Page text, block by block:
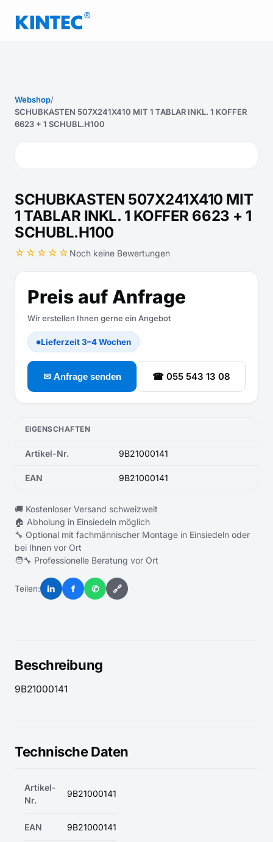
Webshop/
SCHUBKASTEN 507X241X410 MIT 1 TABLAR INKL. 1 KOFFER
6623 + 1 SCHUBL.H100
SCHUBKASTEN 507X241X410 MIT
1 TABLAR INKL. 1 KOFFER 6623 + 1
SCHUBL.H100
☆☆☆☆☆ Noch keine Bewertungen
Preis auf Anfrage
Wir erstellen Ihnen gerne ein Angebot
●Lieferzeit 3–4 Wochen
✉ Anfrage senden ☎ 055 543 13 08
EIGENSCHAFTEN
Artikel-Nr. 9B21000141
EAN 9B21000141
🚚 Kostenloser Versand schweizweit
🏠 Abholung in Einsiedeln möglich
🔧 Optional mit fachmännischer Montage in Einsiedeln oder
bei Ihnen vor Ort
🧑‍🔧 Professionelle Beratung vor Ort
Teilen: in f ✆ 🔗
Beschreibung
9B21000141
Technische Daten
Artikel-
Nr.
9B21000141
EAN 9B21000141